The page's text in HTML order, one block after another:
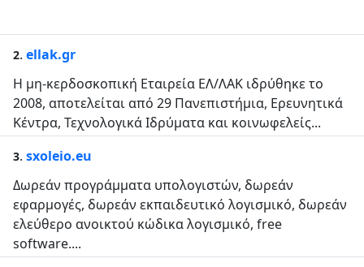
2. ellak.gr
H μη-κερδοσκοπική Εταιρεία ΕΛ/ΛΑΚ ιδρύθηκε το
2008, αποτελείται από 29 Πανεπιστήμια, Ερευνητικά
Κέντρα, Τεχνολογικά Ιδρύματα και κοινωφελείς...
3. sxoleio.eu
Δωρεάν προγράμματα υπολογιστών, δωρεάν
εφαρμογές, δωρεάν εκπαιδευτικό λογισμικό, δωρεάν
ελεύθερο ανοικτού κώδικα λογισμικό, free
software....